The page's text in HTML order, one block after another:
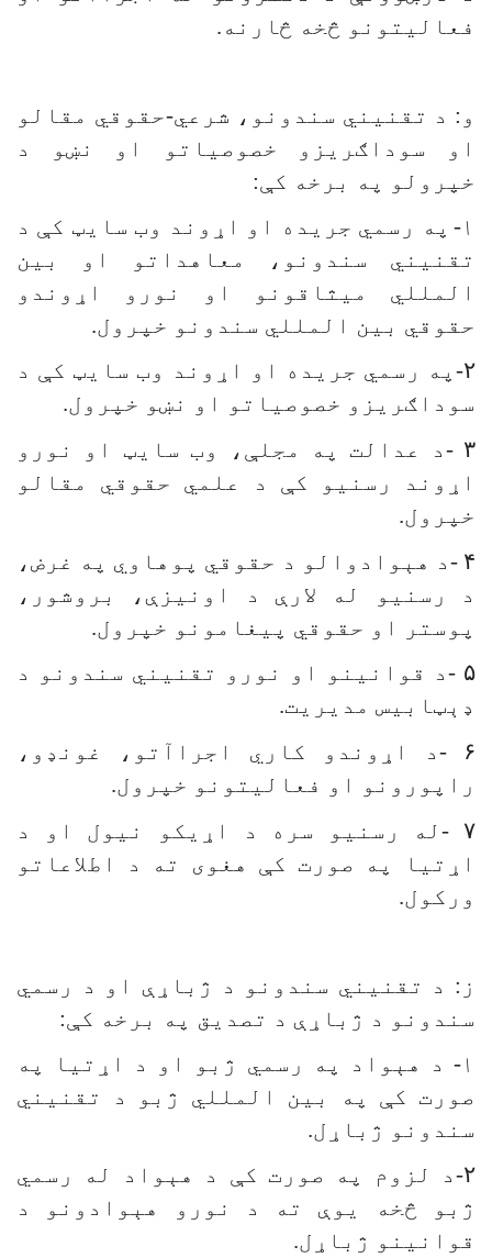
فعالیتونو څخه څارنه.
و: د تقنیني سندونو، شرعي-حقوقي مقالو
او سوداګریزو خصوصیاتو او نښو د
خپرولو په برخه کې:
۱-
په رسمي جریده او اړوند وب سایټ کې د
تقنیني سندونو، معاهداتو او بین
المللي میثاقونو او نورو اړوندو
حقوقي بین المللي سندونو خپرول.
۲- په رسمي جریده او اړوند وب سايټ کې د
سوداګریزو خصوصیاتو او نښو خپرول.
۳ -د عدالت په مجلې، وب سایټ او نورو
اړوند رسنیو کې د علمي حقوقي مقالو
خپرول.
۴ -د هېوادوالو د حقوقي پوهاوي په غرض،
د رسنیو له لارې د اونيزې، بروشور،
پوستر او حقوقي پیغامونو خپرول.
۵ -د قوانینو او نورو تقنیني سندونو د
ډېټابیس مديريت.
۶ -د اړوندو کاري اجراآتو، غونډو،
راپورونو او فعالیتونو خپرول.
۷ -له رسنیو سره د اړیکو نیول او د
اړتیا په صورت کې هغوی ته د اطلاعاتو
ورکول.
ز: د تقنیني سندونو د ژباړې او د رسمي
سندونو د ژباړې د تصدیق په برخه کې:
۱- د هېواد په رسمي ژبو او د اړتیا په
صورت کې په بین المللي ژبو د تقنیني
سندونو ژباړل.
۲-د لزوم په صورت کې د هېواد له رسمي
ژبو څخه یوې ته د نورو هېوادونو د
قوانینو ژباړل.